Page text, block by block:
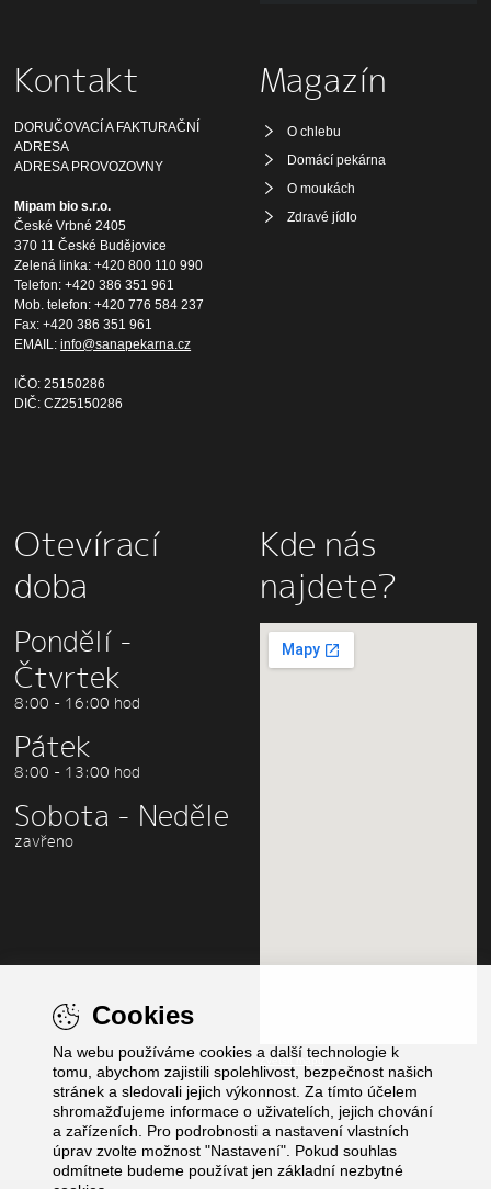
Kontakt
DORUČOVACÍ A FAKTURAČNÍ
ADRESA
ADRESA PROVOZOVNY
Mipam bio s.r.o.
České Vrbné 2405
370 11 České Budějovice
Zelená linka: +420 800 110 990
Telefon: +420 386 351 961
Mob. telefon: +420 776 584 237
Fax: +420 386 351 961
EMAIL:info@sanapekarna.cz
IČO: 25150286
DIČ: CZ25150286
Magazín
O chlebu
Domácí pekárna
O moukách
Zdravé jídlo
Otevírací
doba
Pondělí -
Čtvrtek
8:00 - 16:00 hod
Pátek
8:00 - 13:00 hod
Sobota - Neděle
zavřeno
Kde nás
najdete?
Zvětšit mapu
Cookies
Na webu používáme cookies a další technologie k
tomu, abychom zajistili spolehlivost, bezpečnost našich
stránek a sledovali jejich výkonnost. Za tímto účelem
shromažďujeme informace o uživatelích, jejich chování
a zařízeních. Pro podrobnosti a nastavení vlastních
úprav zvolte možnost "Nastavení". Pokud souhlas
odmítnete budeme používat jen základní nezbytné